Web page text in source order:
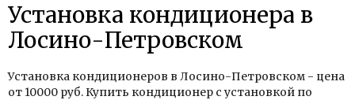
Установка кондиционера в
Лосино-Петровском
Установка кондиционеров в Лосино-Петровском - цена
от 10000 руб. Купить кондиционер с установкой по